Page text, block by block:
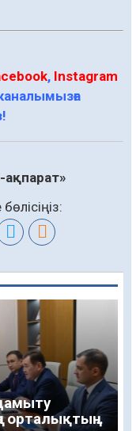
, Instagram
орталықтың